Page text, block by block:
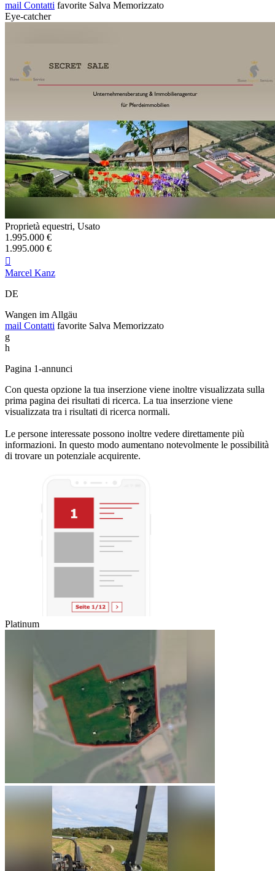
mail Contatti favorite Salva Memorizzato
Eye-catcher
Proprietà equestri, Usato
1.995.000 €
1.995.000 €

Marcel Kanz
DE
Wangen im Allgäu
mail Contatti favorite Salva Memorizzato
g
h
Pagina 1-annunci
Con questa opzione la tua inserzione viene inoltre visualizzata sulla
prima pagina dei risultati di ricerca. La tua inserzione viene
visualizzata tra i risultati di ricerca normali.
Le persone interessate possono inoltre vedere direttamente più
informazioni. In questo modo aumentano notevolmente le possibilità
di trovare un potenziale acquirente.
Platinum